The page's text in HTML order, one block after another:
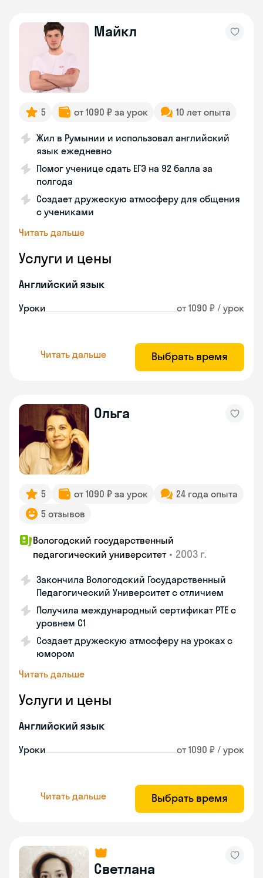
Майкл
5 от 1090 ₽ за урок 10 лет опыта
Жил в Румынии и использовал английский
язык ежедневно
Помог ученице сдать ЕГЭ на 92 балла за
полгода
Создает дружескую атмосферу для общения
с учениками
Читать дальше
Услуги и цены
Английский язык
Уроки от 1090 ₽ / урок
Читать дальше Выбрать время
Ольга
5 от 1090 ₽ за урок
24 года опыта
5 отзывов
Вологодский государственный
педагогический университет • 2003 г.
Закончила Вологодский Государственный
Педагогический Университет с отличием
Получила международный сертификат PTE с
уровнем C1
Создает дружескую атмосферу на уроках с
юмором
Читать дальше
Услуги и цены
Английский язык
Уроки от 1090 ₽ / урок
Читать дальше Выбрать время
Светлана